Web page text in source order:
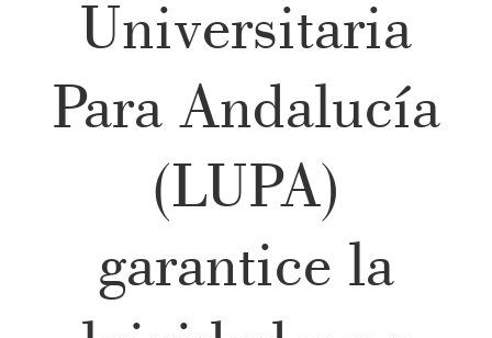
Universitaria
Para Andalucía
(LUPA)
garantice la